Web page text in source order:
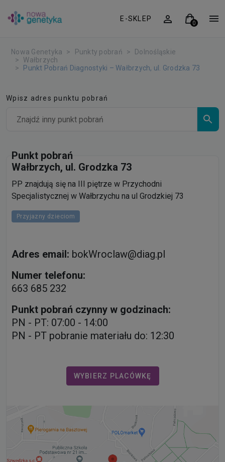
E-SKLEP
Nowa Genetyka Punkty pobrań
Dolnośląskie
Wałbrzych
Punkt Pobrań Diagnostyki – Wałbrzych, ul. Grodzka 73
Wpisz adres punktu pobrań
Punkt pobrań
Wałbrzych, ul. Grodzka 73
PP znajdują się na III piętrze w Przychodni
Specjalistycznej w Wałbrzychu na ul Grodzkiej 73
Przyjazny dzieciom
Adres email: bokWroclaw@diag.pl
Numer telefonu:
663 685 232
Punkt pobrań czynny w godzinach:
PN - PT: 07:00 - 14:00
PN - PT pobranie materiału do: 12:30
WYBIERZ PLACÓWKĘ